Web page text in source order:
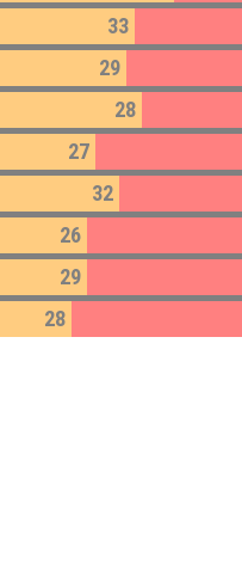
33
29
28
27
32
26
29
28